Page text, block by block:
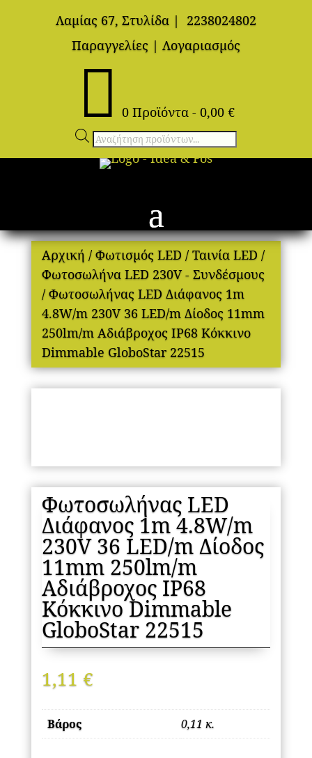
Λαμίας 67, Στυλίδα |
2238024802
Παραγγελίες | Λογαριασμός
 0 Προϊόντα - 0,00 €
Αναζήτηση
προϊόντων
Αρχική / Φωτισμός LED/ Ταινία LED/
Φωτοσωλήνα LED 230V - Συνδέσμους
/ Φωτοσωλήνας LED Διάφανος 1m
4.8W/m 230V 36 LED/m Δίοδος 11mm
250lm/m Αδιάβροχος IP68 Κόκκινο
Dimmable GloboStar 22515
Φωτοσωλήνας LED
Διάφανος 1m 4.8W/m
230V 36 LED/m Δίοδος
11mm 250lm/m
Αδιάβροχος IP68
Κόκκινο Dimmable
GloboStar 22515
1,11 €
Βάρος 0,11 κ.